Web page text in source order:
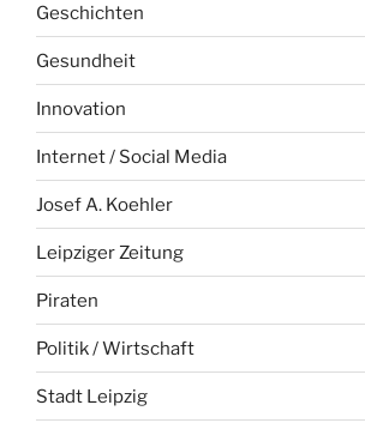
Geschichten
Gesundheit
Innovation
Internet / Social Media
Josef A. Koehler
Leipziger Zeitung
Piraten
Politik / Wirtschaft
Stadt Leipzig